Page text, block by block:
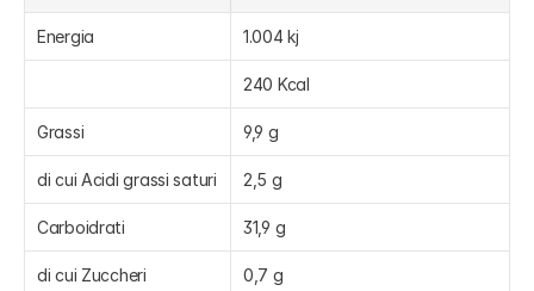
Energia 1.004 kj
240 Kcal
Grassi 9,9 g
di cui Acidi grassi saturi 2,5 g
Carboidrati 31,9 g
di cui Zuccheri 0,7 g